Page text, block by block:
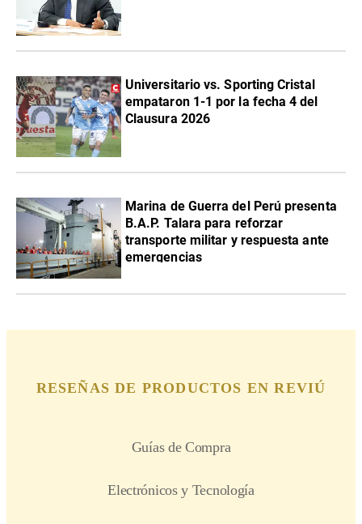
Universitario vs. Sporting Cristal
empataron 1-1 por la fecha 4 del
Clausura 2026
Marina de Guerra del Perú presenta
B.A.P. Talara para reforzar
transporte militar y respuesta ante
emergencias